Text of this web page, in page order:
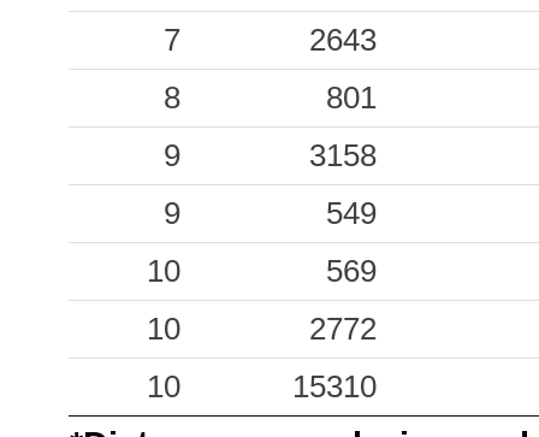
0.38 BRO
39
0.36
FDF
56
0.31
STB
94
0.23
FRR
29
0.22
BVM
45
0.21
NCO
31
0.20
CTN
79
0.15
TPA 45
7
2643
8
801
9
3158
9
549
10
569
10
2772
10
15310